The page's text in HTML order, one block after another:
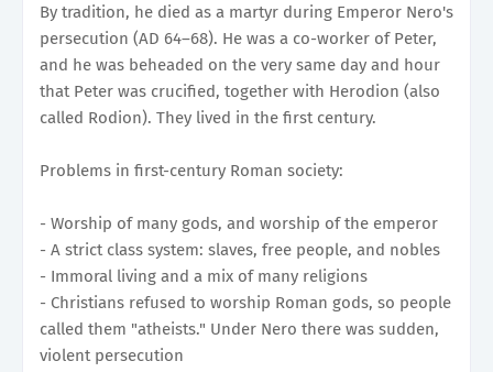
By tradition, he died as a martyr during Emperor Nero's
persecution (AD 64–68). He was a co-worker of Peter,
and he was beheaded on the very same day and hour
that Peter was crucified, together with Herodion (also
called Rodion). They lived in the first century.
Problems in first-century Roman society:
- Worship of many gods, and worship of the emperor
- A strict class system: slaves, free people, and nobles
- Immoral living and a mix of many religions
- Christians refused to worship Roman gods, so people
called them "atheists." Under Nero there was sudden,
violent persecution